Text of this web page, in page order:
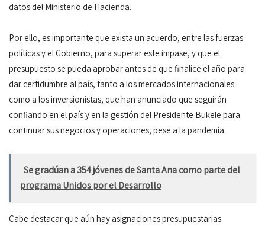
datos del Ministerio de Hacienda.
Por ello, es importante que exista un acuerdo, entre las fuerzas
políticas y el Gobierno, para superar este impase, y que el
presupuesto se pueda aprobar antes de que finalice el año para
dar certidumbre al país, tanto a los mercados internacionales
como a los inversionistas, que han anunciado que seguirán
confiando en el país y en la gestión del Presidente Bukele para
continuar sus negocios y operaciones, pese a la pandemia.
Se gradúan a 354 jóvenes de Santa Ana como parte del
programa Unidos por el Desarrollo
Cabe destacar que aún hay asignaciones presupuestarias